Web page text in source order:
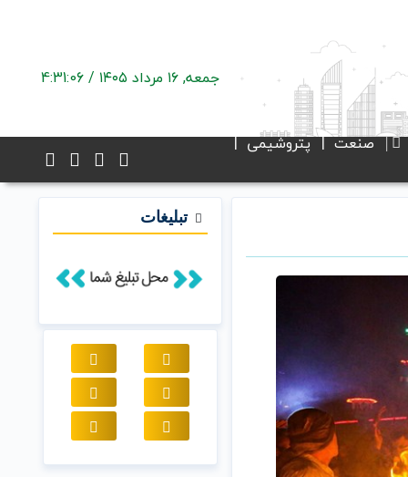
جمعه, ۱۶ مرداد ۱۴۰۵ / 4:31:07
صنعت
پتروشیمی
تبلیغات